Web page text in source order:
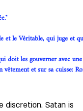
et le Véritable, qui juge et
doit les gouverner avec
et sur sa cuisse:
discretion. Satan is